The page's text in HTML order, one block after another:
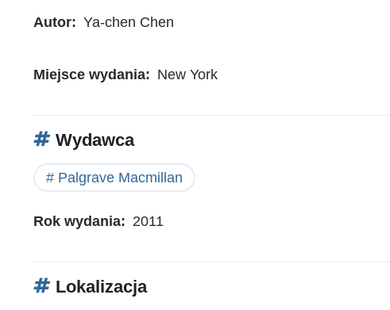
Autor Ya-chen Chen
Miejsce wydania New York
Wydawca
Palgrave Macmillan
Rok wydania 2011
Lokalizacja